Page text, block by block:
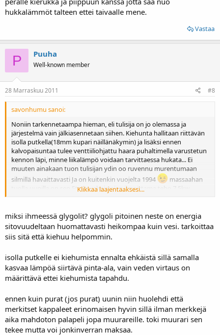
hukkalämmöt talteen ettei taivaalle mene.
Vastaa
P Puuha
Well-known member
28 Marraskuu 2011 #8
savonhumu sanoi:
Noniin tarkennetaampa hieman, eli tulisija on jo olemassa ja
järjestelmä vain jälkiasennetaan siihen. Kiehunta hallitaan riittävän
isolla putkella(18mm kupari näillänäkymin) ja lisäksi ennen
kalvopaisuntaa tulee venttiiliohjattu haara puhaltimella varustetun
kennon läpi, minne liikalämpö voidaan tarvittaessa hukata... Ei
muuten ainakaan tuon tulisijan ydin oo ruvennu murentumaan
silmillä havaittavasti Ja on kuitenkin vuojelta 1994
massaahan
tuolla uunilla on sen 5tn ja valmistajan ilmoittama teho 7.5kw.
Keruuputkisto tulis juotoksilla kuparilevyihin kiinni ja olis 4-osainen,
eli kokoa on mahdollista säätää. lisäks villalla lämmönkulun hillintä
onnistuu myöskin. Nuo levyt putkineen olis tulossa sisäytimen ja
ulkovaipan väliin, tulipesän päälle, poskikanavien sivuille ja eteen.
kontaktissa kiviin suoraan ja tosiaan tuon levyn ja kiven väliin
voidaan laittaa villaa jos kiehuminen meinaa olla onkelma!
Tuosta murenemisesta sen verran että liekkö uudempien
massaytimisten uunien onkelma vai mikshän en tiijä yhtään hieman
vanhempaa vuolukiviuunia missä olis ydin murentunu? Lähipiirissä
useita ahkeria uuninlämmitäjiä...
Elekee immeiset heti tyrmätkö, toki otan rakentavia kommentteja
Klikkaa laajentaaksesi...
miksi ihmeessä glygolit? glygoli pitoinen neste on energia
sitovuudeltaan huomattavasti heikompaa kuin vesi. tarkoittaa
siis sitä että kiehuu helpommin.
isolla putkelle ei kiehumista ennalta ehkäistä sillä samalla
kasvaa lämpöä siirtävä pinta-ala, vain veden virtaus on
määrittävä ettei kiehumista tapahdu.
ennen kuin purat (jos purat) uunin niin huolehdi että
merkitset kappaleet erinomaisen hyvin sillä ilman merkkejä
aika mahdoton palapeli jopa muurareille. toki muurari sen
tekee mutta voi jonkinverran maksaa.